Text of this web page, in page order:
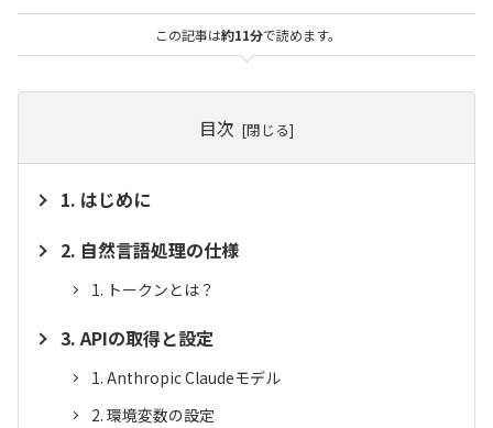
この記事は約11分で読めます。
目次
はじめに
自然言語処理の仕様
トークンとは？
APIの取得と設定
Anthropic Claudeモデル
環境変数の設定